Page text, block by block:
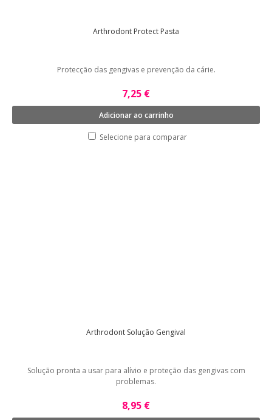
Arthrodont Protect Pasta
Protecção das gengivas e prevenção da cárie.
7,25 €
Adicionar ao carrinho
Selecione para comparar
Arthrodont Solução Gengival
Solução pronta a usar para alívio e proteção das gengivas com
problemas.
8,95 €